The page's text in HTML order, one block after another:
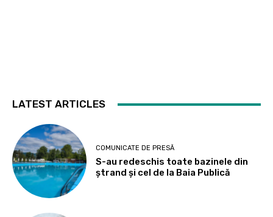
LATEST ARTICLES
COMUNICATE DE PRESĂ
S-au redeschis toate bazinele din
ștrand și cel de la Baia Publică